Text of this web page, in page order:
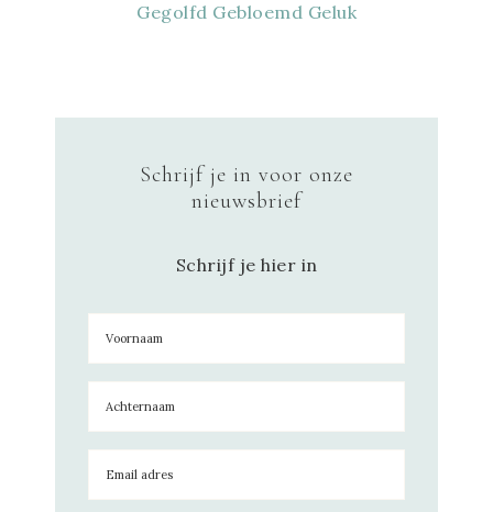
Gegolfd Gebloemd Geluk
Schrijf je in voor onze
nieuwsbrief
Schrijf je hier in